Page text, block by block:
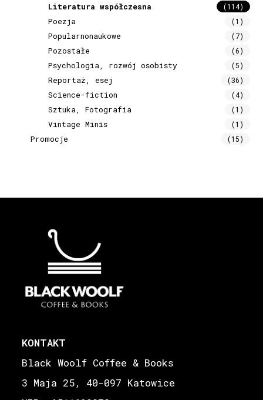
Literatura współczesna (114)
Poezja (1)
Popularnonaukowe (7)
Pozostałe (6)
Psychologia, rozwój osobisty (5)
Reportaż, esej (36)
Science-fiction (4)
Sztuka, Fotografia (1)
Vintage Minis (1)
Promocje (15)
KONTAKT
Black Woolf Coffee & Books
3 Maja 25, 40-097 Katowice